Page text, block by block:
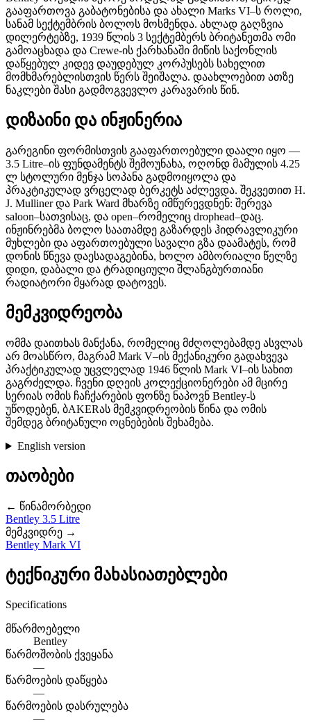
გააფართოვა გაბატონებისა და ახალი Marks VI–ს როლი,
სანამ სექტემბრის ბოლოს მოსმენდა. ახლად გაღზვია
დილერტებზე, 1939 წლის 3 სექტემბერს ბრიტანეთმა ომი
გამოაცხადა და Crewe-ის ქარხანაში მიწის საქონლის
დაწყებულ კიდევ დაუდებულ კორპუსებს სახელით
მომხმარებლისთვის წერს შეიშალა. დაახლოებით ათზე
ნაკლები შასი გადმოგვევლო კარავარის წინ.
დიზაინი და ინჟინერია
გარეგინი ფორმისთვის გააფართოებული დაალი იყო —
3.5 Litre–ის ფუნდამენტს შემოუნახა, ოღონდ მამულის 4.25
ლ სტოლური მენჯა სოპანა გადმოიყოლა და
პრაკტიკულად ვრცელად ბერკეტს აძლევდა. შეკვეთით H.
J. Mulliner და Park Ward მხარზე იმწურევდნენ: შერევა
saloon–სათვისაც, და open–რომელიც drophead–დაც.
ინჟინრებმა ბოლო საათამდე გაზარდეს ჰიდრავლიკური
მუხლები და აფართოებული სავალი გზა დაამატეს, რომ
დონის წნევა დაესადაგებინა, ხოლო ამბორიალი წელზე
დიდი, დაბალი და ტრადიციული შლანგბურთიანი
რადიატორი მყარად დატოვეს.
მემკვიდრეობა
ომმა დაითხას მანქანა, რომელიც მძღოლებამდე ასვლას
არ მოასწრო, მაგრამ Mark V–ის მექანიკური გადახვევა
პრაქტიკულად უცვლელად 1946 წლის Mark VI–ის სახით
გაგრძელდა. ჩვენი დღეის კოლექციონერები ამ მცირე
სერიას ომის ჩაჩქარების ფონზე ნაპოვნ Bentley-ს
უწოდებენ, ბAKERას მემკვიდრეობის წინა და ომის
შემდეგ ბრიტანული ოცნებების შეხამება.
English version
თაობები
← წინამორბედი
Bentley 3.5 Litre
მემკვიდრე →
Bentley Mark VI
ტექნიკური მახასიათებლები
Specifications
მწარმოებელი
Bentley
წარმოშობის ქვეყანა
—
წარმოების დაწყება
—
წარმოების დასრულება
—